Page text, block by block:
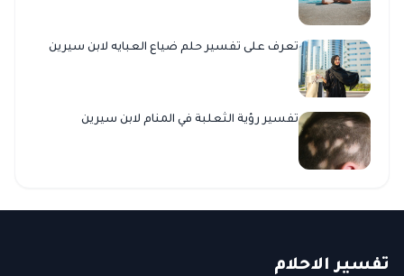
تعرف على تفسير حلم ضياع العبايه لابن سيرين
تفسير رؤية الثعلبة في المنام لابن سيرين
تفسير الاحلام